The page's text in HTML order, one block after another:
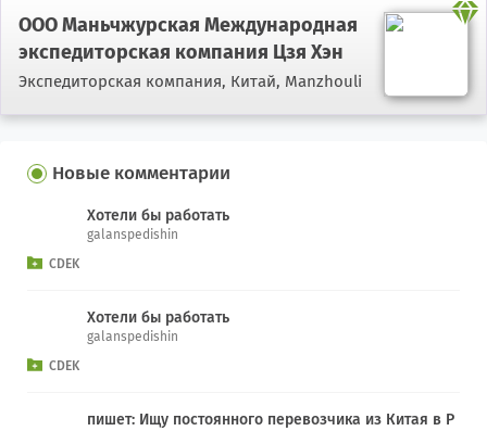
ООО Маньчжурская Международная
экспедиторская компания Цзя Хэн
Экспедиторская компания, Китай, Manzhouli
Новые комментарии
Хотели бы работать
galanspedishin
CDEK
Хотели бы работать
galanspedishin
CDEK
пишет: Ищу постоянного перевозчика из Китая в Р